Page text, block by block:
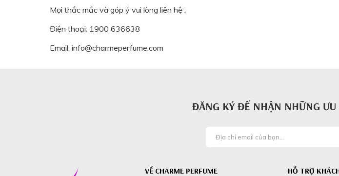
Mọi thắc mắc và góp ý vui lòng liên hệ :
Điện thoại: 1900 636638
Email: info@charmeperfume.com
ĐĂNG KÝ ĐỂ NHẬN NHỮNG
VỀ CHARME PERFUME HỖ TRỢ